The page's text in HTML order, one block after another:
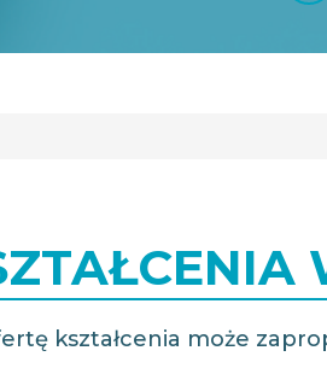
kształcenia może